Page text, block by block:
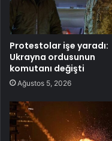
Protestolar işe yaradı:
Ukrayna ordusunun
komutanı değişti
Ağustos 5, 2026